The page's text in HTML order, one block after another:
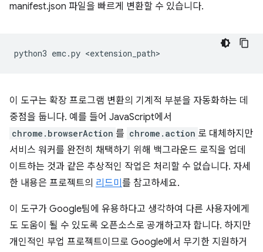
manifest.json 파일을 빠르게 변환할 수 있습니다.
python3 emc.py
이 도구는 확장 프로그램 변환의 기계적 부분을 자동화하는 데
중점을 둡니다. 예를 들어 JavaScript에서
chrome.browserAction 를 chrome.action 로 대체하지만
서비스 워커를 완전히 채택하기 위해 백그라운드 로직을 업데
이트하는 것과 같은 추상적인 작업은 처리할 수 없습니다. 자세
한 내용은 프로젝트의 리드미 를 참고하세요.
이 도구가 Google팀에 유용하다고 생각하여 다른 사용자에게
도 도움이 될 수 있도록 오픈소스로 공개하고자 합니다. 하지만
개인적인 부업 프로젝트이므로 Google에서 무기한 지원하거